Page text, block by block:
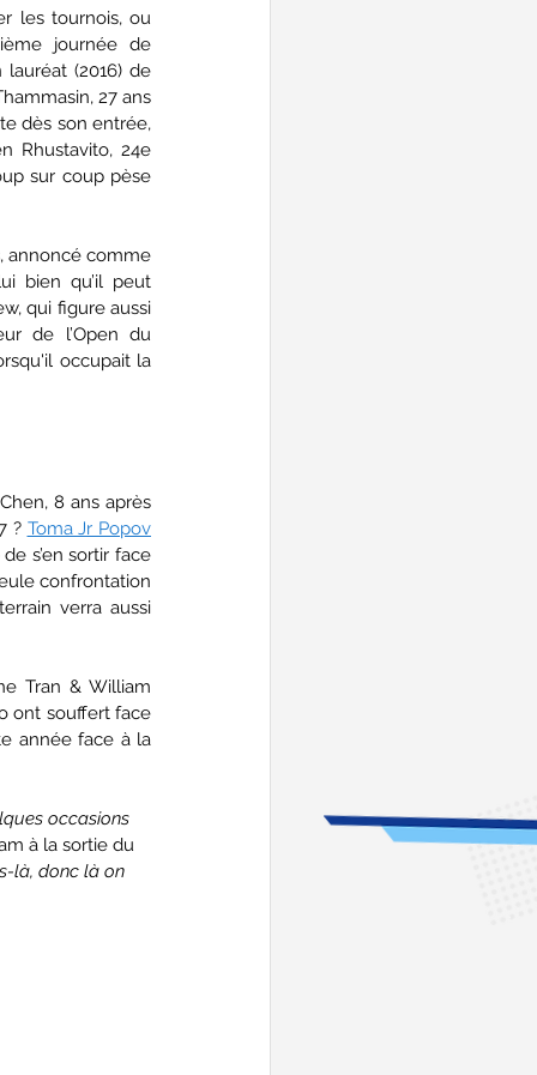
les tournois, ou
journée de
(2016) de
27 ans
dès son entrée,
Rhustavito, 24e
sur coup pèse
annoncé comme
bien qu’il peut
qui figure aussi
de l’Open du
occupait la
8 ans après
? Toma Jr Popov
s’en sortir face
confrontation
verra aussi
Tran & William
ont souffert face
année face à la
occasions
à la sortie du
là, donc là on